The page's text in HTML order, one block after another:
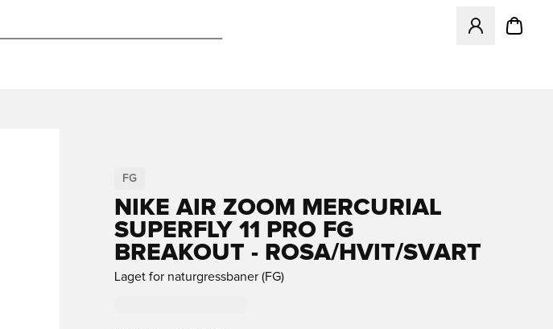
Åpner en
FG
NIKE AIR ZOOM MERCURIAL
SUPERFLY 11 PRO FG
BREAKOUT - ROSA/HVIT/SVART
Laget for naturgressbaner (FG)